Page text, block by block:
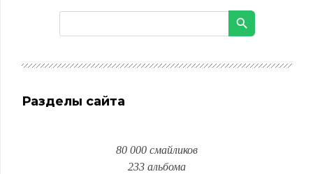
Разделы сайта
80 000 смайликов
233 альбома